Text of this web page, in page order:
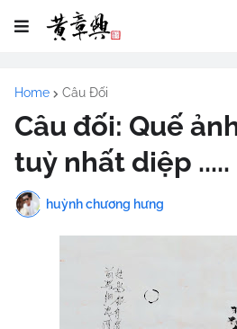
Home Câu Đối
Câu đối: Quế
tuỳ nhất diệp .....
huỳnh chương hưng